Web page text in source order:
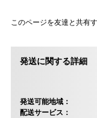
このページを友達と共有
発送に関する詳細
発送可能地域：
配送サービス：